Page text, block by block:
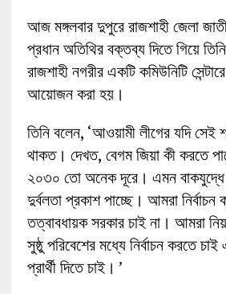
আজ মঙ্গলবার দুপুরে রাজশাহী জেলা
প্রধান অতিথির বক্তব্য দিতে গিয়ে
রাজশাহী নগরীর একটি কমিউনিটি
আয়োজন করা হয়।
তিনি বলেন, ‘আওয়ামী লীগের যদি
থাকত। দেখত, বেগম জিয়া কী করতে
২০৩০ তো অনেক দূরে। এমন বাকযুদ্ধে
দুর্বলতা প্রকাশ পাচ্ছে। আমরা
তত্বাবধায়ক সরকার চাই না। আমরা
সুষ্ঠু পরিবেশের মধ্যে নির্বাচন করতে
প্রার্থী দিতে চাই। ’